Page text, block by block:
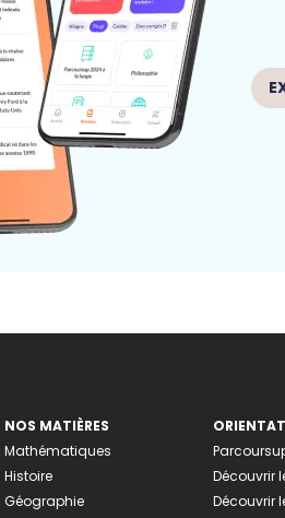
NOS MATIÈRES
Mathématiques
Histoire
Géographie
Découvrir
Découvrir